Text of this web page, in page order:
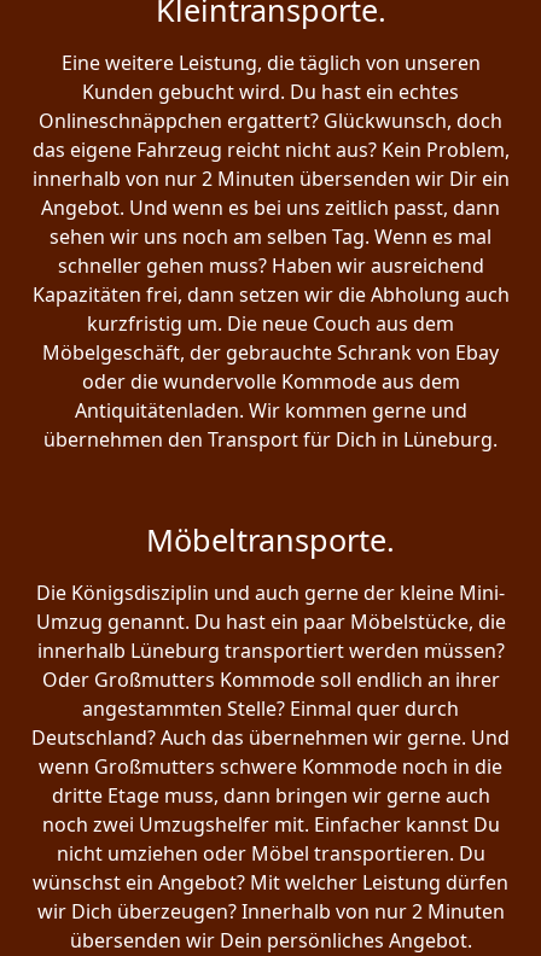
Kleintransporte.
Eine weitere Leistung, die täglich von unseren
Kunden gebucht wird. Du hast ein echtes
Onlineschnäppchen ergattert? Glückwunsch, doch
das eigene Fahrzeug reicht nicht aus? Kein Problem,
innerhalb von nur 2 Minuten übersenden wir Dir ein
Angebot. Und wenn es bei uns zeitlich passt, dann
sehen wir uns noch am selben Tag. Wenn es mal
schneller gehen muss? Haben wir ausreichend
Kapazitäten frei, dann setzen wir die Abholung auch
kurzfristig um. Die neue Couch aus dem
Möbelgeschäft, der gebrauchte Schrank von Ebay
oder die wundervolle Kommode aus dem
Antiquitätenladen. Wir kommen gerne und
übernehmen den Transport für Dich in Lüneburg.
Möbeltransporte.
Die Königsdisziplin und auch gerne der kleine Mini-
Umzug genannt. Du hast ein paar Möbelstücke, die
innerhalb Lüneburg transportiert werden müssen?
Oder Großmutters Kommode soll endlich an ihrer
angestammten Stelle? Einmal quer durch
Deutschland? Auch das übernehmen wir gerne. Und
wenn Großmutters schwere Kommode noch in die
dritte Etage muss, dann bringen wir gerne auch
noch zwei Umzugshelfer mit. Einfacher kannst Du
nicht umziehen oder Möbel transportieren. Du
wünschst ein Angebot? Mit welcher Leistung dürfen
wir Dich überzeugen? Innerhalb von nur 2 Minuten
übersenden wir Dein persönliches Angebot.